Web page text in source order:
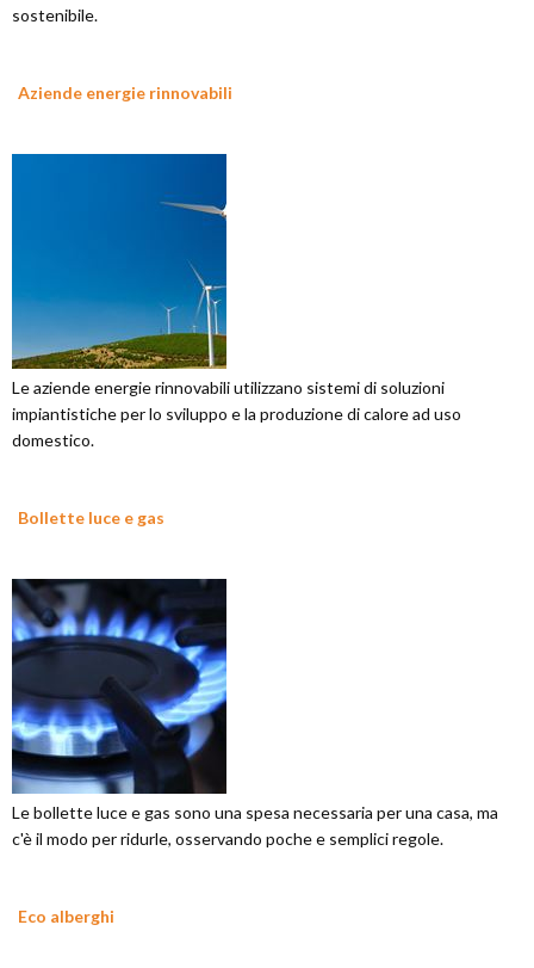
sostenibile.
Aziende energie rinnovabili
Le aziende energie rinnovabili utilizzano sistemi di soluzioni
impiantistiche per lo sviluppo e la produzione di calore ad uso
domestico.
Bollette luce e gas
Le bollette luce e gas sono una spesa necessaria per una casa, ma
c'è il modo per ridurle, osservando poche e semplici regole.
Eco alberghi